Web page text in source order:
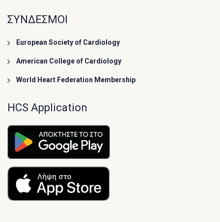
ΣΥΝΔΕΣΜΟΙ
European Society of Cardiology
American College of Cardiology
World Heart Federation Membership
HCS Application